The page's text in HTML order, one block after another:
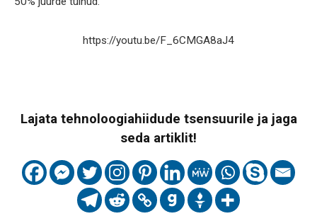
https://youtu.be/F_6CMGA8aJ4
Lajata tehnoloogiahiidude tsensuurile ja jaga
seda artiklit!